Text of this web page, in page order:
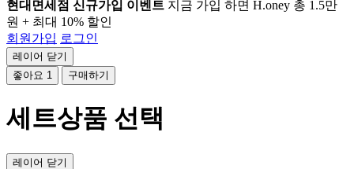
현대면세점 신규가입 이벤트 지금 가입 하면 H.oney 총 1.5만
원 + 최대 10% 할인
회원가입 로그인
레이어 닫기
좋아요 1 구매하기
세트상품 선택
레이어 닫기